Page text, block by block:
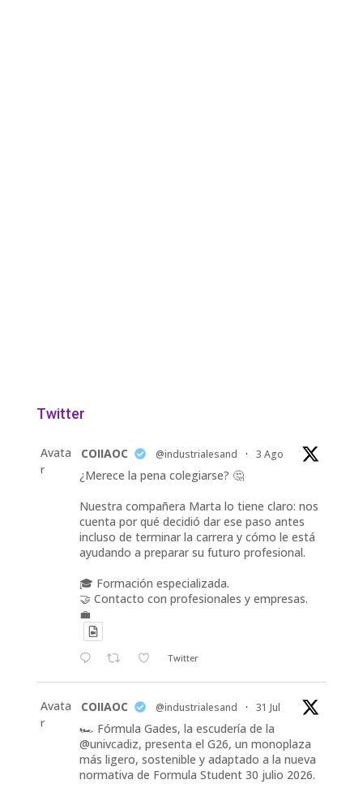
Twitter
Avata
r
COIIAOC @industrialesand · 3 Ago
¿Merece la pena colegiarse? 🤔
Nuestra compañera Marta lo tiene claro: nos
cuenta por qué decidió dar ese paso antes
incluso de terminar la carrera y cómo le está
ayudando a preparar su futuro profesional.
🎓 Formación especializada.
🤝 Contacto con profesionales y empresas.
💼
Twitter
Avata
r
COIIAOC @industrialesand · 31 Jul
🏎️ Fórmula Gades, la escudería de la
@univcadiz, presenta el G26, un monoplaza
más ligero, sostenible y adaptado a la nueva
normativa de Formula Student 30 julio 2026.